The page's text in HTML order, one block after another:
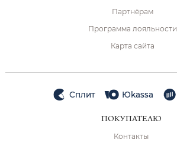
Партнёрам
Программа лояльности
Карта сайта
Сплит Юkassa
ПОКУПАТЕЛЮ
Контакты